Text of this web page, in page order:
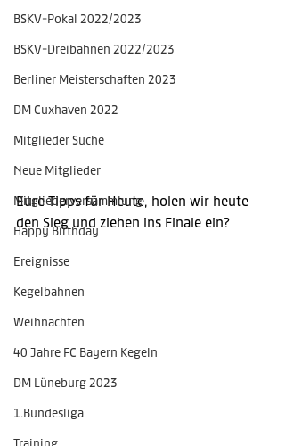
BSKV-Pokal 2022/2023
BSKV-Dreibahnen 2022/2023
Berliner Meisterschaften 2023
DM Cuxhaven 2022
Mitglieder Suche
Neue Mitglieder
Mitgliederversammlung
Happy Birthday
Ereignisse
Kegelbahnen
Weihnachten
40 Jahre FC Bayern Kegeln
DM Lüneburg 2023
1.Bundesliga
Eure Tipps für Heute, holen wir heute
den Sieg und ziehen ins Finale ein?